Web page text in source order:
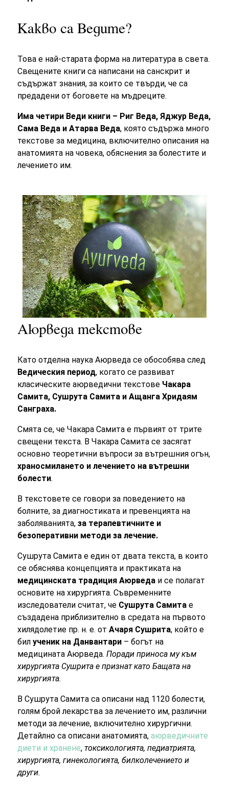
Какво са Ведите?
Това е най-старата форма на литература в света.
Свещените книги са написани на санскрит и
съдържат знания, за които се твърди, че са
предадени от боговете на мъдреците.
Има четири Веди книги – Риг Веда, Яджур Веда,
Сама Веда и Атарва Веда, която съдържа много
текстове за медицина, включително описания на
анатомията на човека, обяснения за болестите и
лечението им.
Аюрведа текстове
Като отделна наука Аюрведа се обособява след
Ведическия период, когато се развиват
класическите аюрведични текстове Чакара
Самита, Сушрута Самита и Ащанга Хридаям
Санграха.
Смята се, че Чакара Самита е първият от трите
свещени текста. В Чакара Самита се засягат
основно теоретични въпроси за вътрешния огън,
храносмилането и лечението на вътрешни
болести.
В текстовете се говори за поведението на
болните, за диагностиката и превенцията на
заболяванията,за терапевтичните и
безоперативни методи за лечение.
Сушрута Самита е един от двата текста, в които
се обяснява концепцията и практиката на
медицинската традиция Аюрведа и се полагат
основите на хирургията. Съвременните
изследователи считат, че Сушрута Самита е
създадена приблизително в средата на първото
хилядолетие пр. н. е. отАчаря Сушрита, който е
билученик на Данвантари – богът на
медицината Аюрведа.Поради приноса му към
хирургията Сушрита е признат като Бащата на
хирургията.
В Сушрута Самита са описани над 1120 болести,
голям брой лекарства за лечението им, различни
методи за лечение, включително хирургични.
Детайлно са описани анатомията,аюрведичните
диети и хранене,токсикологията, педиатрията,
хирургията, гинекологията, билколечението и
други.